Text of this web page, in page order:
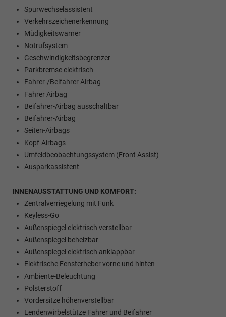
Spurwechselassistent
Verkehrszeichenerkennung
Müdigkeitswarner
Notrufsystem
Geschwindigkeitsbegrenzer
Parkbremse elektrisch
Fahrer-/Beifahrer Airbag
Fahrer Airbag
Beifahrer-Airbag ausschaltbar
Beifahrer-Airbag
Seiten-Airbags
Kopf-Airbags
Umfeldbeobachtungssystem (Front Assist)
Ausparkassistent
INNENAUSSTATTUNG UND KOMFORT:
Zentralverriegelung mit Funk
Keyless-Go
Außenspiegel elektrisch verstellbar
Außenspiegel beheizbar
Außenspiegel elektrisch anklappbar
Elektrische Fensterheber vorne und hinten
Ambiente-Beleuchtung
Polsterstoff
Vordersitze höhenverstellbar
Lendenwirbelstütze Fahrer und Beifahrer